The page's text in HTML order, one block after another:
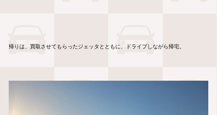
帰りは、買取させてもらったジェッタとともに、ドライブしながら帰宅。